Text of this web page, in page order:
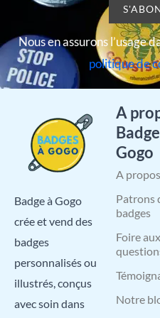
Nous en assurons l’usage
politique de
Badge à Gogo
crée et vend des
badges
personnalisés ou
illustrés, conçus
avec soin dans
A
Gogo
A propos
Patrons
badges
Foire aux
Notre